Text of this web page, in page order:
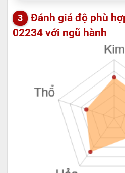
Đánh giá độ phù
02234 với ngũ hành